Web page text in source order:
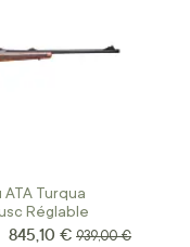
Turqua
Réglable
Prix Spécial
845,10 € Prix normal
939,00 €